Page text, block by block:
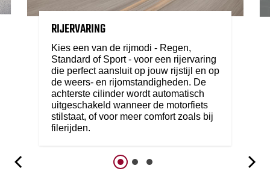
RIJERVARING
Kies een van de rijmodi - Regen,
Standard of Sport - voor een rijervaring
die perfect aansluit op jouw rijstijl en op
de weers- en rijomstandigheden. De
achterste cilinder wordt automatisch
uitgeschakeld wanneer de motorfiets
stilstaat, of voor meer comfort zoals bij
filerijden.